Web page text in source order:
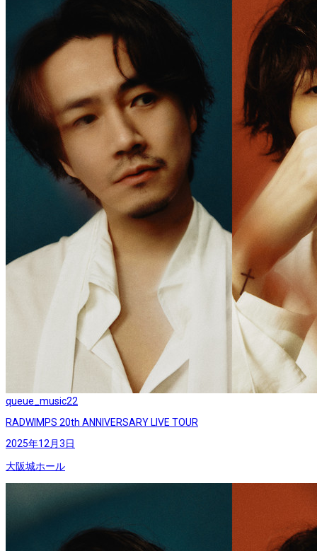
queue_music22
RADWIMPS 20th ANNIVERSARY LIVE TOUR
2025年12月3日
大阪城ホール